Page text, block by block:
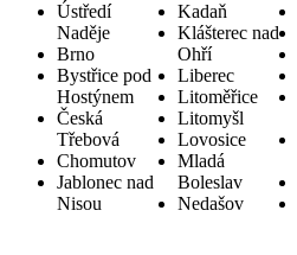
Ústředí
Naděje
Brno
Bystřice pod
Hostýnem
Česká
Třebová
Chomutov
Jablonec nad
Nisou
Kadaň
Klášterec nad
Ohří
Liberec
Litoměřice
Litomyšl
Lovosice
Mladá
Boleslav
Nedašov